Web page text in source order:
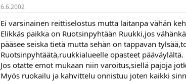
6.6.2002
Ei varsinainen reittiselostus mutta laitanpa vähän
Elikkäs paikka on Ruotsinpyhtään Ruukki,jos
pääsee seiska tietä mutta sehän on tappavan
Ruotsinpyhtäätä,ruukkialueelle opasteet pääväylältä.
Jos otatte emot mukaan niin varoitus,siellä pajoja
Myös ruokailu ja kahvittelu onnistuu joten kaikki